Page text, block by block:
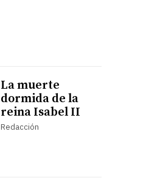
La muerte
dormida de la
reina Isabel II
Redacción